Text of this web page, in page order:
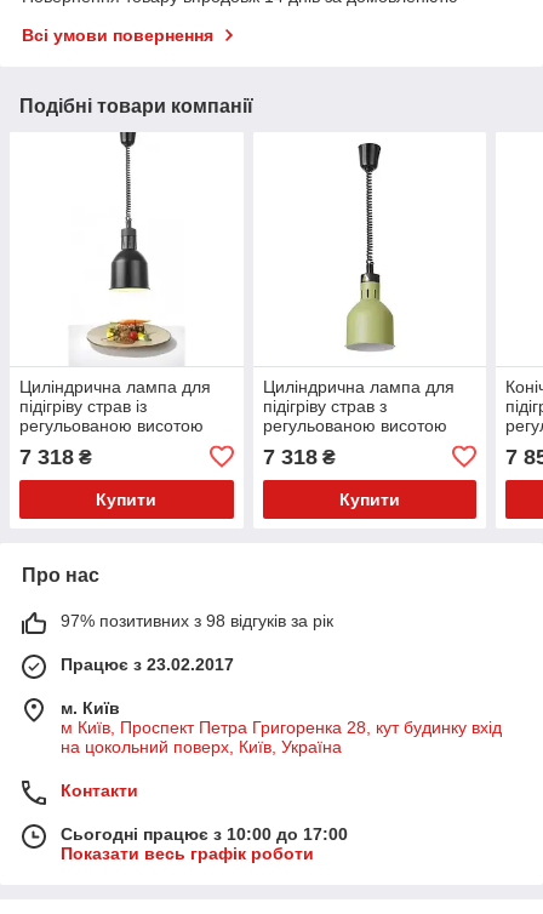
Всі умови повернення
Подібні товари компанії
Циліндрична лампа для
підігріву страв із
регульованою висотою
250W чорний
7 318 ₴
Купити
Циліндрична лампа для
підігріву страв з
регульованою висотою
7 318₴
Купити
7
Про нас
97% позитивних з 98 відгуків за рік
Працює з 23.02.2017
м. Київ
м Київ, Проспект Петра Григоренка 28, кут будинку вхід
на цокольний поверх, Київ, Україна
Контакти
Сьогодні працює з 10:00 до 17:00
Показати весь графік роботи